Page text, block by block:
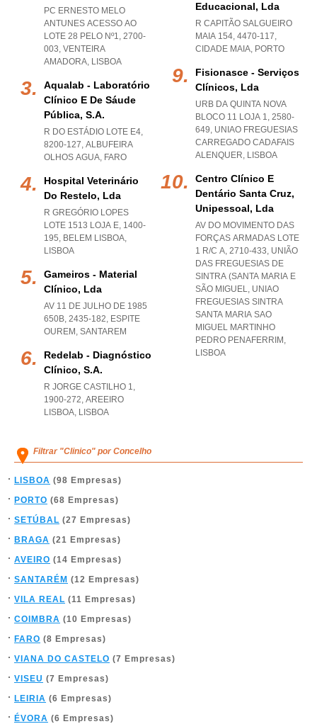
PC ERNESTO MELO
ANTUNES ACESSO AO
LOTE 28 PELO Nº1, 2700-
003, VENTEIRA
AMADORA, LISBOA
Aqualab - Laboratório
Clínico E De Sáude
Pública, S.a.
R DO ESTÁDIO LOTE E4,
8200-127, ALBUFEIRA
OLHOS AGUA, FARO
Hospital Veterinário
Do Restelo, Lda
R GREGÓRIO LOPES
LOTE 1513 LOJA E, 1400-
195, BELEM LISBOA,
LISBOA
Gameiros - Material
Clínico, Lda
AV 11 DE JULHO DE 1985
650B, 2435-182, ESPITE
OUREM , SANTAREM
Redelab - Diagnóstico
Clínico, S.a.
R JORGE CASTILHO 1,
1900-272, AREEIRO
LISBOA, LISBOA
Educacional, Lda
R CAPITÃO SALGUEIRO
MAIA 154, 4470-117,
CIDADE MAIA, PORTO
Fisionasce - Serviços
Clínicos, Lda
URB DA QUINTA NOVA
BLOCO 11 LOJA 1, 2580-
649, UNIAO FREGUESIAS
CARREGADO CADAFAIS
ALENQUER, LISBOA
Centro Clínico E
Dentário Santa Cruz,
Unipessoal, Lda
AV DO MOVIMENTO DAS
FORÇAS ARMADAS LOTE
1 R/C A, 2710-433, UNIÃO
DAS FREGUESIAS DE
SINTRA (SANTA MARIA E
SÃO MIGUEL, UNIAO
FREGUESIAS SINTRA
SANTA MARIA SAO
MIGUEL MARTINHO
PEDRO PENAFERRIM ,
LISBOA
Filtrar "Clinico" por Concelho
LISBOA (98 Empresas)
PORTO (68 Empresas)
SETÚBAL (27 Empresas)
BRAGA (21 Empresas)
AVEIRO (14 Empresas)
SANTARÉM (12 Empresas)
VILA REAL (11 Empresas)
COIMBRA (10 Empresas)
FARO (8 Empresas)
VIANA DO CASTELO (7 Empresas)
VISEU (7 Empresas)
LEIRIA (6 Empresas)
ÉVORA (6 Empresas)